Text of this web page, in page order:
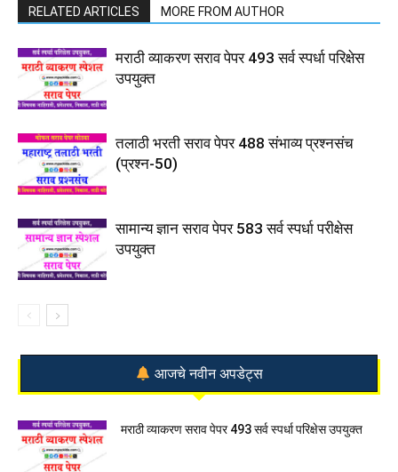
RELATED ARTICLES MORE FROM AUTHOR
मराठी व्याकरण सराव पेपर 493 सर्व स्पर्धा परिक्षेस
उपयुक्त
तलाठी भरती सराव पेपर 488 संभाव्य प्रश्नसंच
(प्रश्न-50)
सामान्य ज्ञान सराव पेपर 583 सर्व स्पर्धा परीक्षेस
उपयुक्त
आजचे नवीन अपडेट्स
मराठी व्याकरण सराव पेपर 493 सर्व स्पर्धा परिक्षेस उपयुक्त